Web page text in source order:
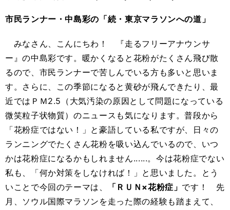
市民ランナー・中島彩の「続・東京マラソンへの道」
みなさん、こんにちわ！ 『走るフリーアナウンサ
ー』の中島彩です。暖かくなると花粉がたくさん飛び散
るので、市民ランナーで苦しんでいる方も多いと思いま
す。さらに、この季節になると黄砂が飛んできたり、最
近ではＰＭ2.5（大気汚染の原因として問題になっている
微笑粒子状物質）のニュースも気になります。普段から
「花粉症ではない！」と豪語している私ですが、日々の
ランニングでたくさん花粉を吸い込んでいるので、いつ
かは花粉症になるかもしれません......。今は花粉症でない
私も、「何か対策をしなければ！」と思いました。とう
いことで今回のテーマは、
「ＲＵＮ×花粉症」 です！ 先
月、ソウル国際マラソンを走った際の経験も踏まえて、